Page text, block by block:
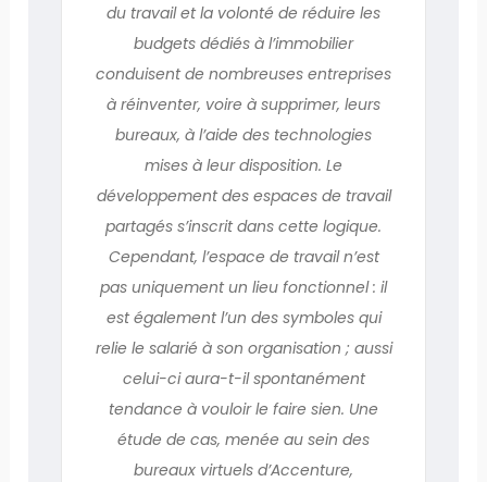
du travail et la volonté de réduire les
budgets dédiés à l’immobilier
conduisent de nombreuses entreprises
à réinventer, voire à supprimer, leurs
bureaux, à l’aide des technologies
mises à leur disposition. Le
développement des espaces de travail
partagés s’inscrit dans cette logique.
Cependant, l’espace de travail n’est
pas uniquement un lieu fonctionnel : il
est également l’un des symboles qui
relie le salarié à son organisation ; aussi
celui-ci aura-t-il spontanément
tendance à vouloir le faire sien. Une
étude de cas, menée au sein des
bureaux virtuels d’Accenture,